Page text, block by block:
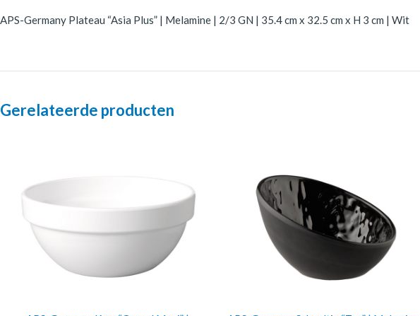
APS-Germany Plateau “Asia Plus” | Melamine | 2/3 GN | 35.4 cm x 32.5 cm x H 3 cm | Wit
Gerelateerde producten